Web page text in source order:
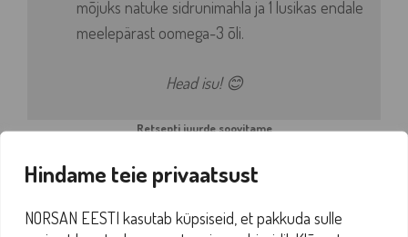
Hindame teie privaatsust
NORSAN EESTI kasutab küpsiseid, et pakkuda sulle
mõjuks natuke sidrunimahla ja 1 lusikas endale
meelepärast oomega-3 õli.
Head isu! 😊
Retsepti juurde soovitame